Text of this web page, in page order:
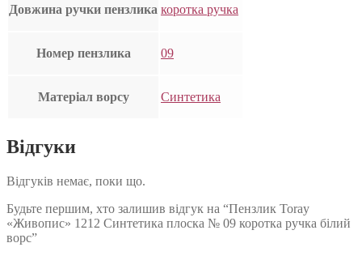
Довжина ручки пензлика коротка ручка
Номер пензлика 09
Матеріал ворсу Синтетика
Відгуки
Відгуків немає, поки що.
Будьте першим, хто залишив відгук на “Пензлик Toray
«Живопис» 1212 Синтетика плоска № 09 коротка ручка білий
ворс”